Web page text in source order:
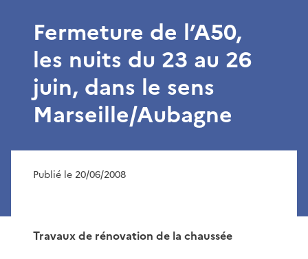
Fermeture de l’A50,
les nuits du 23 au 26
juin, dans le sens
Marseille/Aubagne
Publié le 20/06/2008
Travaux de rénovation de la chaussée